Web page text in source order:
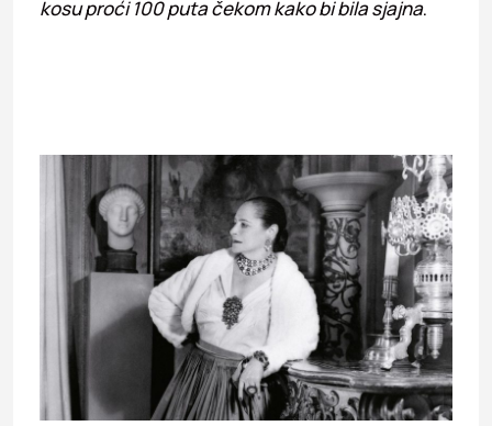
kosu proći 100 puta čekom kako bi bila sjajna.